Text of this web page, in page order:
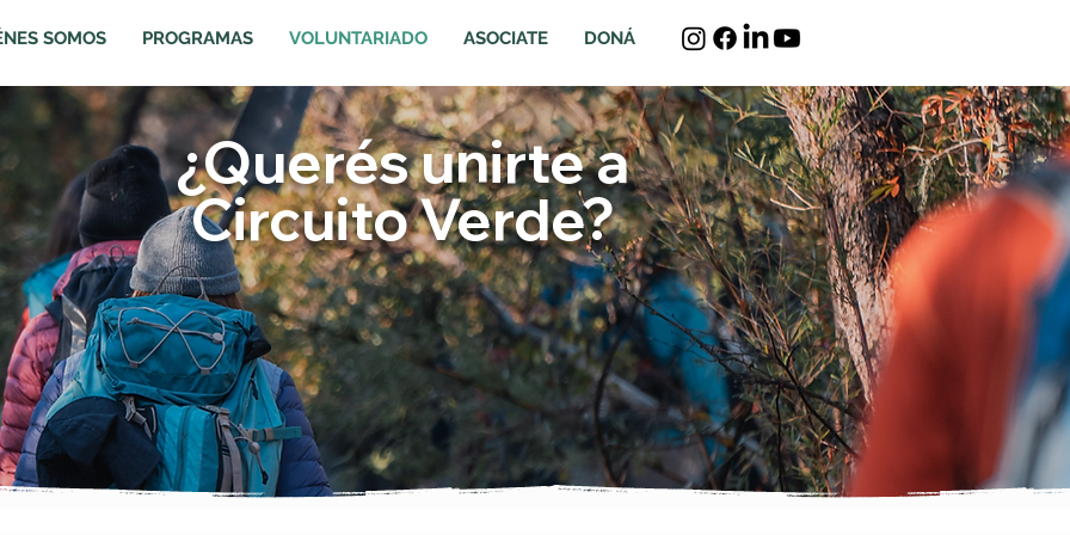
SOMOS PROGRAMAS VOLUNTARIADO ASOCIATE DONÁ
¿Querés unirte a
Circuito Verde?